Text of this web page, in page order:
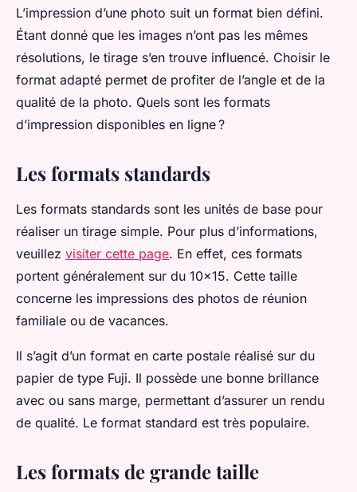
Quels sont les formats
disponibles pour
l'impression ?
valentin •1 novembre 2023•2 min de lecture
L’impression d’une photo suit un format bien défini.
Étant donné que les images n’ont pas les mêmes
résolutions, le tirage s’en trouve influencé. Choisir le
format adapté permet de profiter de l’angle et de la
qualité de la photo. Quels sont les formats
d’impression disponibles en ligne ?
Les formats standards
Les formats standards sont les unités de base pour
réaliser un tirage simple. Pour plus d’informations,
veuillez visiter cette page. En effet, ces formats
portent généralement sur du 10x15. Cette taille
concerne les impressions des photos de réunion
familiale ou de vacances.
Il s’agit d’un format en carte postale réalisé sur du
papier de type Fuji. Il possède une bonne brillance
avec ou sans marge, permettant d’assurer un rendu
de qualité. Le format standard est très populaire.
Les formats de grande taille